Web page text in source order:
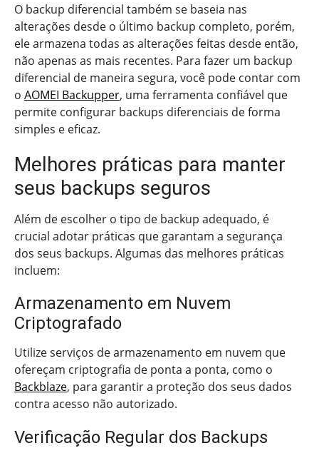
O backup diferencial também se baseia nas
alterações desde o último backup completo, porém,
ele armazena todas as alterações feitas desde então,
não apenas as mais recentes. Para fazer um backup
diferencial de maneira segura, você pode contar com
o AOMEI Backupper, uma ferramenta confiável que
permite configurar backups diferenciais de forma
simples e eficaz.
Melhores práticas para manter
seus backups seguros
Além de escolher o tipo de backup adequado, é
crucial adotar práticas que garantam a segurança
dos seus backups. Algumas das melhores práticas
incluem:
Armazenamento em Nuvem
Criptografado
Utilize serviços de armazenamento em nuvem que
ofereçam criptografia de ponta a ponta, como o
Backblaze, para garantir a proteção dos seus dados
contra acesso não autorizado.
Verificação Regular dos Backups